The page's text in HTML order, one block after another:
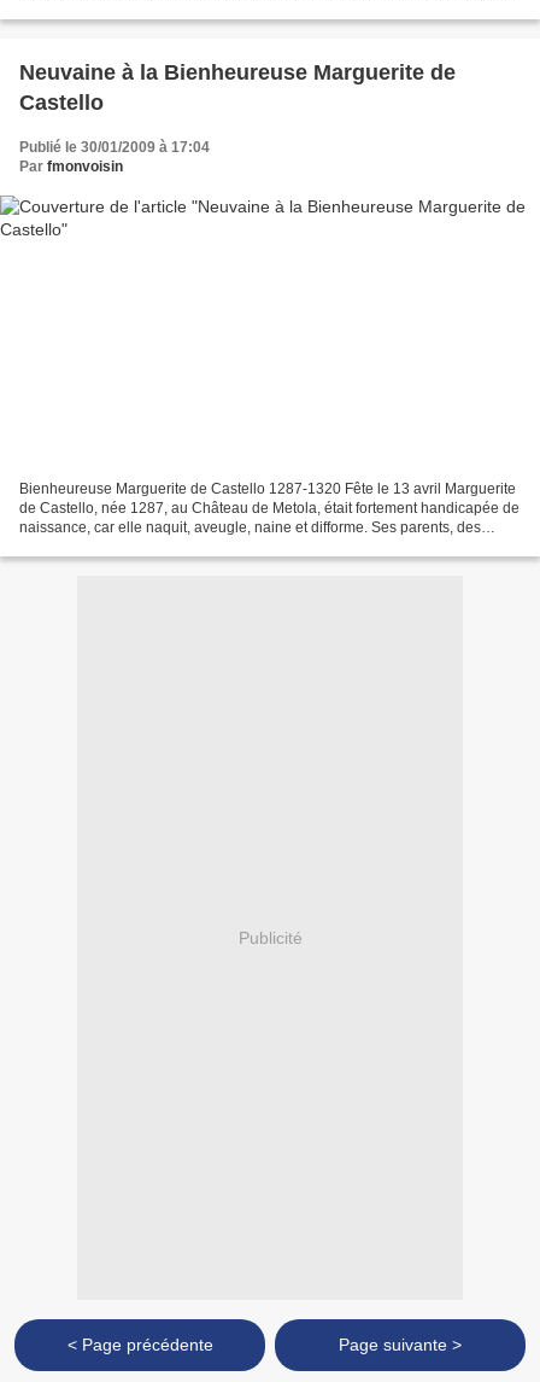
Neuvaine à la Bienheureuse Marguerite de
Castello
Publié le 30/01/2009 à 17:04
Par fmonvoisin
Bienheureuse Marguerite de Castello 1287-1320 Fête le 13 avril Marguerite
de Castello, née 1287, au Château de Metola, était fortement handicapée de
naissance, car elle naquit, aveugle, naine et difforme. Ses parents, des
Publicité
< Page précédente Page suivante >